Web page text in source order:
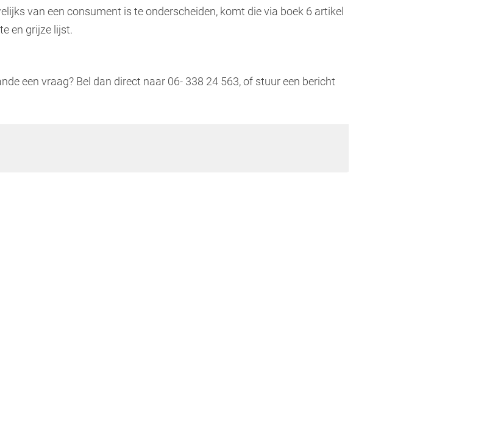
van een consument is te onderscheiden, komt die via boek 6 artikel
en grijze lijst.
een vraag? Bel dan direct naar 06- 338 24 563, of stuur een bericht